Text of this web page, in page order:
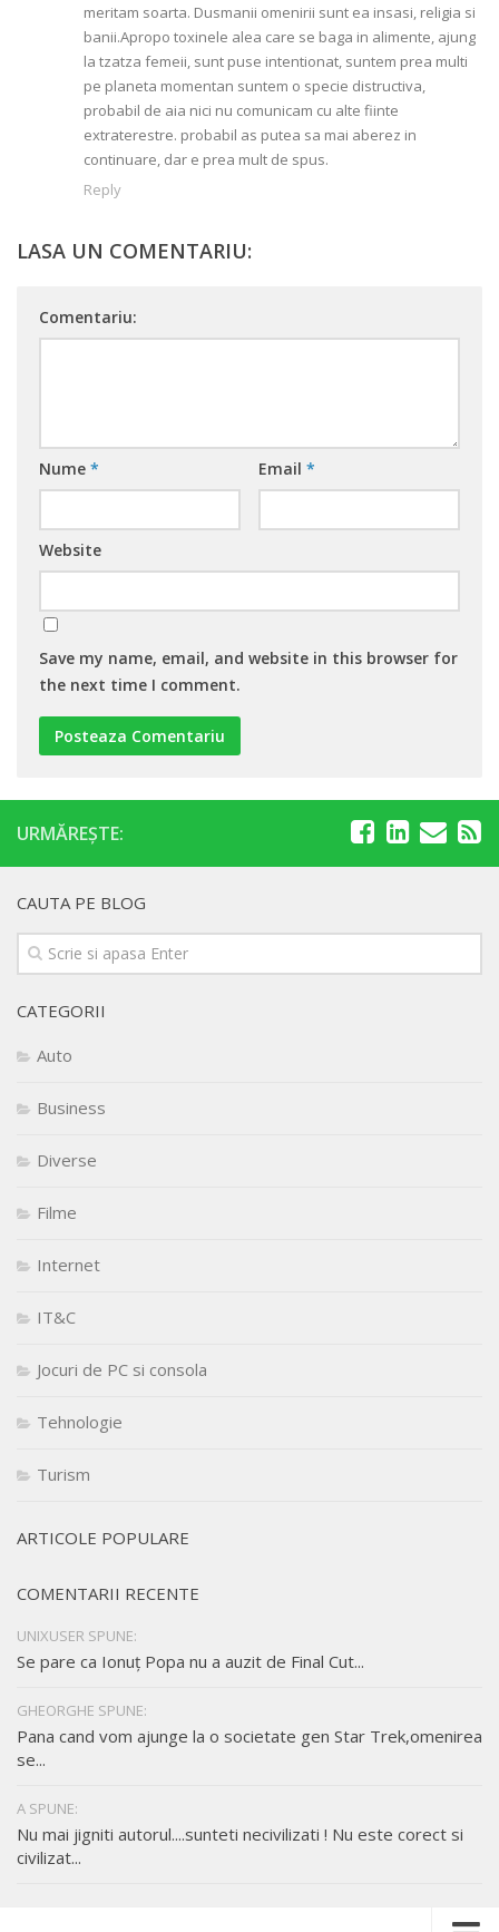
meritam soarta. Dusmanii omenirii sunt ea insasi, religia si
banii.Apropo toxinele alea care se baga in alimente, ajung
la tzatza femeii, sunt puse intentionat, suntem prea multi
pe planeta momentan suntem o specie distructiva,
probabil de aia nici nu comunicam cu alte fiinte
extraterestre. probabil as putea sa mai aberez in
continuare, dar e prea mult de spus.
Reply
LASA UN COMENTARIU:
Comentariu:
Nume * Email *
Website
Save my name, email, and website in this browser for
the next time I comment.
URMĂREȘTE:
CAUTA PE BLOG
CATEGORII
Auto
Business
Diverse
Filme
Internet
IT&C
Jocuri de PC si consola
Tehnologie
Turism
ARTICOLE POPULARE
COMENTARII RECENTE
UNIXUSER SPUNE:
Se pare ca Ionuț Popa nu a auzit de Final Cut...
GHEORGHE SPUNE:
Pana cand vom ajunge la o societate gen Star Trek,omenirea
se...
A SPUNE:
Nu mai jigniti autorul....sunteti necivilizati ! Nu este corect si
civilizat...